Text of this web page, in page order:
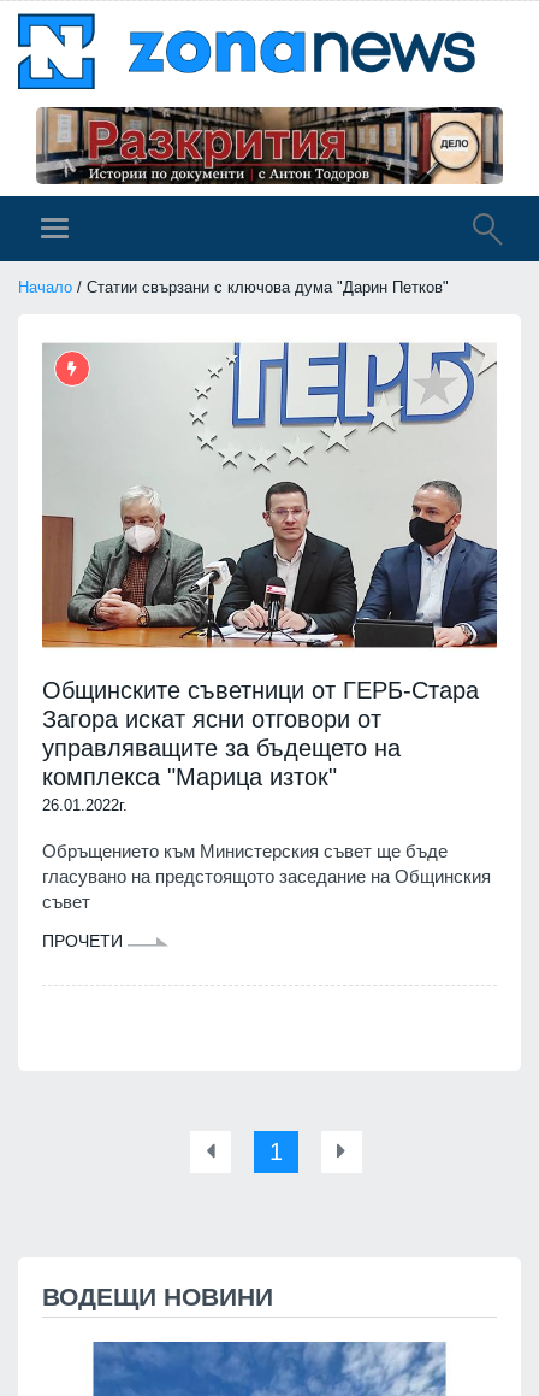
Начало / Статии свързани с ключова дума "Дарин Петков"
Общинските съветници от ГЕРБ-Стара
Загора искат ясни отговори от
управляващите за бъдещето на
комплекса "Марица изток"
26.01.2022г.
Обръщението към Министерския съвет ще бъде
гласувано на предстоящото заседание на Общинския
съвет
ПРОЧЕТИ
1
ВОДЕЩИ НОВИНИ